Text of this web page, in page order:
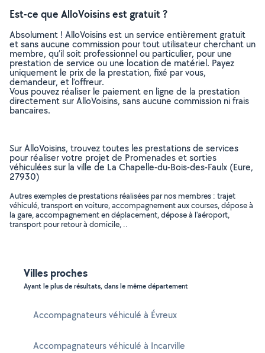
Est-ce que AlloVoisins est gratuit ?
Absolument ! AlloVoisins est un service entièrement gratuit
et sans aucune commission pour tout utilisateur cherchant un
membre, qu’il soit professionnel ou particulier, pour une
prestation de service ou une location de matériel. Payez
uniquement le prix de la prestation, fixé par vous,
demandeur, et l’offreur.
Vous pouvez réaliser le paiement en ligne de la prestation
directement sur AlloVoisins, sans aucune commission ni frais
bancaires.
Sur AlloVoisins, trouvez toutes les prestations de services
pour réaliser votre projet de Promenades et sorties
véhiculées sur la ville de La Chapelle-du-Bois-des-Faulx (Eure,
27930)
Autres exemples de prestations réalisées par nos membres : trajet
véhiculé, transport en voiture, accompagnement aux courses, dépose à
la gare, accompagnement en déplacement, dépose à l'aéroport,
transport pour retour à domicile, ..
Villes proches
Ayant le plus de résultats, dans le même département
Accompagnateurs véhiculé à Évreux
Accompagnateurs véhiculé à Incarville